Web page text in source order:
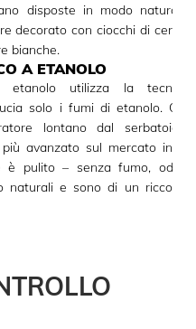
disposte in modo naturale.
decorato con ciocchi di
bianche.
A ETANOLO
etanolo utilizza la
solo i fumi di etanolo.
lontano dal serbatoio
avanzato sul mercato in
è pulito – senza fumo,
naturali e sono di un ricco